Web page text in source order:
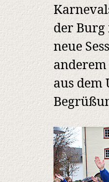
der
neue
aus dem